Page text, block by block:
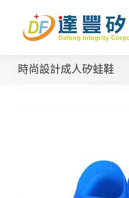
content
時尚設計成人矽蛙鞋